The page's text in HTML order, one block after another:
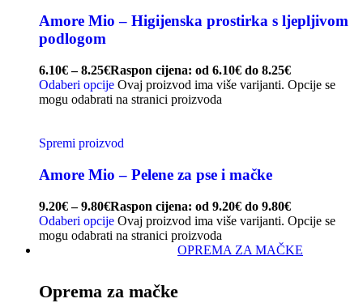
Amore Mio – Higijenska prostirka s ljepljivom
podlogom
6.10€ – 8.25€Raspon cijena: od 6.10€ do 8.25€
Odaberi opcije Ovaj proizvod ima više varijanti. Opcije se
mogu odabrati na stranici proizvoda
Spremi proizvod
Amore Mio – Pelene za pse i mačke
9.20€ – 9.80€Raspon cijena: od 9.20€ do 9.80€
Odaberi opcije Ovaj proizvod ima više varijanti. Opcije se
mogu odabrati na stranici proizvoda
OPREMA ZA MAČKE
Oprema za mačke